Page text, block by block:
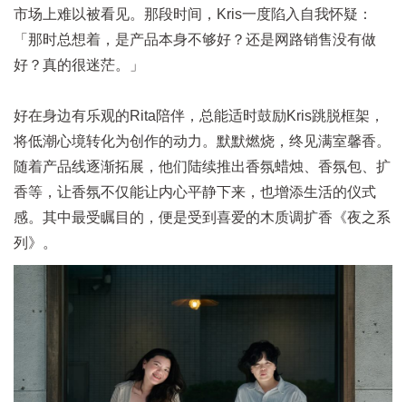
市场上难以被看见。那段时间，Kris一度陷入自我怀疑：
「那时总想着，是产品本身不够好？还是网路销售没有做
好？真的很迷茫。」
好在身边有乐观的Rita陪伴，总能适时鼓励Kris跳脱框架，
将低潮心境转化为创作的动力。默默燃烧，终见满室馨香。
随着产品线逐渐拓展，他们陆续推出香氛蜡烛、香氛包、扩
香等，让香氛不仅能让内心平静下来，也增添生活的仪式
感。其中最受瞩目的，便是受到喜爱的木质调扩香《夜之系
列》。